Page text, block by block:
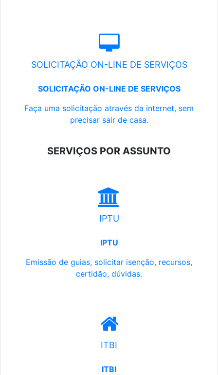
SOLICITAÇÃO ON-LINE DE SERVIÇOS
SOLICITAÇÃO ON-LINE DE SERVIÇOS
Faça uma solicitação através da internet, sem
precisar sair de casa.
SERVIÇOS POR ASSUNTO
IPTU
IPTU
Emissão de guias, solicitar isenção, recursos,
certidão, dúvidas.
ITBI
ITBI